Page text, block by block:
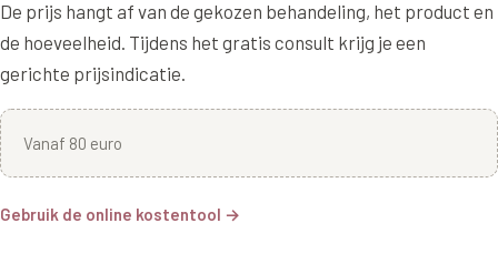
De prijs hangt af van de gekozen behandeling, het product en
de hoeveelheid. Tijdens het gratis consult krijg je een
gerichte prijsindicatie.
Vanaf 80 euro
Gebruik de online kostentool →